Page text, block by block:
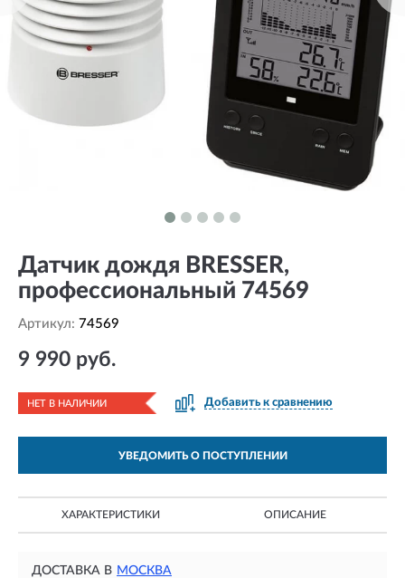
Датчик дождя BRESSER,
профессиональный 74569
Артикул: 74569
9 990 руб.
НЕТ В НАЛИЧИИ Добавить к сравнению
УВЕДОМИТЬ О ПОСТУПЛЕНИИ
ХАРАКТЕРИСТИКИ ОПИСАНИЕ
ДОСТАВКА В МОСКВА